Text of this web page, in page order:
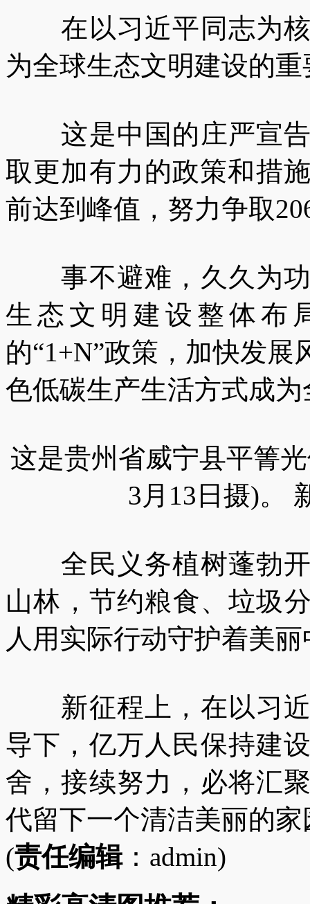
在以习近平同志为核
为全球生态文明建设的
这是中国的庄严宣告
取更加有力的政策和措
前达到峰值，努力争取
事不避难，久久为功
生态文明建设整体布
的“1+N”政策，加快发
色低碳生产生活方式成
这是贵州省威宁县平箐
3月13日摄)。
全民义务植树蓬勃开
山林，节约粮食、垃圾
人用实际行动守护着美
新征程上，在以习近
导下，亿万人民保持建
舍，接续努力，必将汇
代留下一个清洁美丽的家
(责任编辑：admin)